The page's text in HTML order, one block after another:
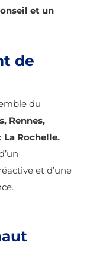
et un
de
du
Rennes,
La Rochelle.
et d’une